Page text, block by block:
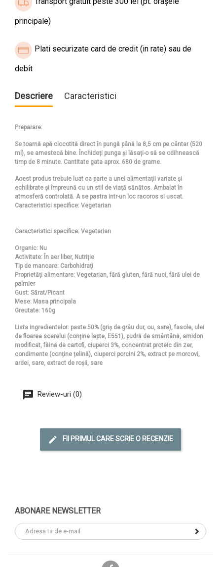
principale)
Plati securizate card de credit (in rate) sau de
debit
Descriere Caracteristici
Preparare:
Se toarnă apă clocotită direct în pungă până la 8,5 cm pe cântar (520
ml), se amestecă bine. Închideți punga și lăsați-o să se odihnească
timp de 8 minute. Cantitate gata aprox. 680 de grame.
Acest produs trebuie luat ca parte a unei alimentații variate și
echilibrate și împreună cu un stil de viață sănătos. Ambalat în
atmosferă controlată. A se pastra intr-un loc racoros si uscat.
Caracteristici specifice: Vegetarian
Caracteristici specifice: Vegetarian
Organic: Nu
Activitate: În aer liber, Nutriție
Tip de mancare: Carbohidrați
Proprietăți alimentare: Vegetarian, fără gluten, fără nuci, fără ulei de
palmier
Gust: Sărat/Picant
Mese: Masa principala
Greutate: 160g
Lista ingredientelor: paste 50% (griș de grâu dur, ou, sare), fasole, ulei
de floarea soarelui (conține lapte, E551), pudră de smântână, amidon
modificat, făină de cartofi, ciuperci 3%, concentrat proteic din zer,
condimente (conține țelină), ciuperci porcini 2%, extract pe morcovi,
ardei, sare, extract de roșii, sare
Review-uri (0)
FII PRIMUL CARE SCRIE O RECENZIE
ABONARE NEWSLETTER